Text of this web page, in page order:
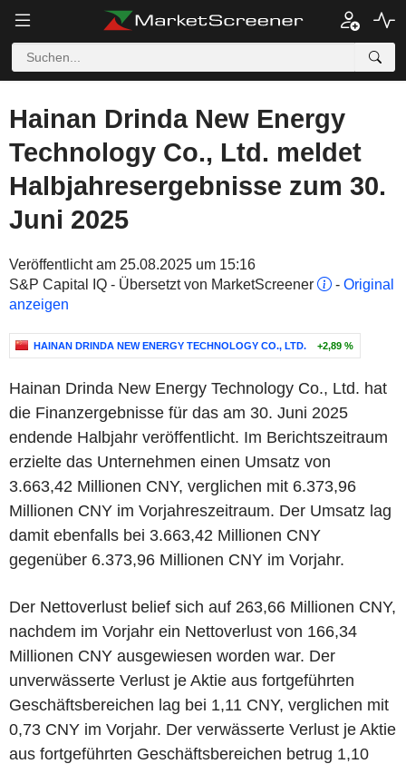
Hainan Drinda New Energy
Technology Co., Ltd. meldet
Halbjahresergebnisse zum 30.
Juni 2025
Veröffentlicht am 25.08.2025 um 15:16
S&P Capital IQ - Übersetzt von MarketScreener
- Original
anzeigen
HAINAN DRINDA NEW ENERGY TECHNOLOGY CO., LTD. +2,89 %
Hainan Drinda New Energy Technology Co., Ltd. hat
die Finanzergebnisse für das am 30. Juni 2025
endende Halbjahr veröffentlicht. Im Berichtszeitraum
erzielte das Unternehmen einen Umsatz von
3.663,42 Millionen CNY, verglichen mit 6.373,96
Millionen CNY im Vorjahreszeitraum. Der Umsatz lag
damit ebenfalls bei 3.663,42 Millionen CNY
gegenüber 6.373,96 Millionen CNY im Vorjahr.
Der Nettoverlust belief sich auf 263,66 Millionen CNY,
nachdem im Vorjahr ein Nettoverlust von 166,34
Millionen CNY ausgewiesen worden war. Der
unverwässerte Verlust je Aktie aus fortgeführten
Geschäftsbereichen lag bei 1,11 CNY, verglichen mit
0,73 CNY im Vorjahr. Der verwässerte Verlust je Aktie
aus fortgeführten Geschäftsbereichen betrug 1,10